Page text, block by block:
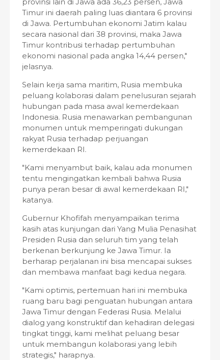
Timur ini daerah paling luas diantara 6 provinsi
di Jawa. Pertumbuhan ekonomi Jatim kalau
secara nasional dari 38 provinsi, maka Jawa
Timur kontribusi terhadap pertumbuhan
ekonomi nasional pada angka 14,44 persen,"
jelasnya.
Selain kerja sama maritim, Rusia membuka
peluang kolaborasi dalam penelusuran sejarah
hubungan pada masa awal kemerdekaan
Indonesia. Rusia menawarkan pembangunan
monumen untuk memperingati dukungan
rakyat Rusia terhadap perjuangan
kemerdekaan RI.
"Kami menyambut baik, kalau ada monumen
tentu mengingatkan kembali bahwa Rusia
punya peran besar di awal kemerdekaan RI,"
katanya.
Gubernur Khofifah menyampaikan terima
kasih atas kunjungan dari Yang Mulia Penasihat
Presiden Rusia dan seluruh tim yang telah
berkenan berkunjung ke Jawa Timur. Ia
berharap perjalanan ini bisa mencapai sukses
dan membawa manfaat bagi kedua negara.
"Kami optimis, pertemuan hari ini membuka
ruang baru bagi penguatan hubungan antara
Jawa Timur dengan Federasi Rusia. Melalui
dialog yang konstruktif dan kehadiran delegasi
tingkat tinggi, kami melihat peluang besar
untuk membangun kolaborasi yang lebih
strategis," harapnya.